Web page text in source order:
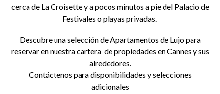
cerca de La Croisette y a pocos minutos a pie del Palacio de
Festivales o playas privadas.
Descubre una selección de Apartamentos de Lujo para
reservar en nuestra cartera de propiedades en Cannes y sus
alrededores.
Contáctenos para disponibilidades y selecciones
adicionales